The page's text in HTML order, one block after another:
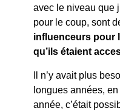
avec le niveau que
pour le coup, sont
influenceurs pour
qu’ils étaient
Il n’y avait plus
longues années,
année, c’était